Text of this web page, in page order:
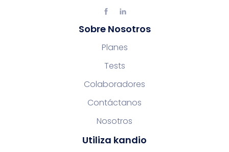
Sobre Nosotros
Planes
Tests
Colaboradores
Contáctanos
Nosotros
Utiliza kandio